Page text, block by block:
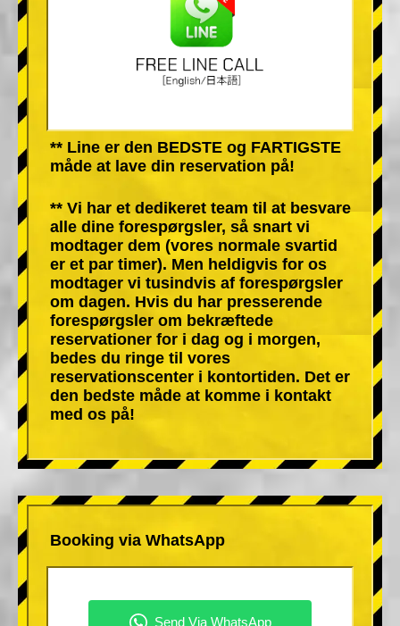
** Line er den BEDSTE og FARTIGSTE
måde at lave din reservation på!
** Vi har et dedikeret team til at besvare
alle dine forespørgsler, så snart vi
modtager dem (vores normale svartid
er et par timer). Men heldigvis for os
modtager vi tusindvis af forespørgsler
om dagen. Hvis du har presserende
forespørgsler om bekræftede
reservationer for i dag og i morgen,
bedes du ringe til vores
reservationscenter i kontortiden. Det er
den bedste måde at komme i kontakt
med os på!
Booking via WhatsApp